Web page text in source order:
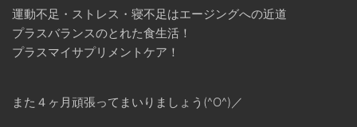
運動不足・ストレス・寝不足はエージングへの近道
プラスバランスのとれた食生活！
プラスマイサプリメントケア！
また４ヶ月頑張ってまいりましょう(^O^)／